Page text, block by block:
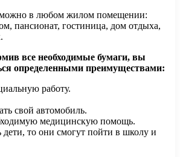
можно в любом жилом помещении:
пансионат, гостиница, дом отдыха,
все необходимые бумаги, вы
определенными преимуществами:
работу.
свой автомобиль.
медицинскую помощь.
дети, то они смогут пойти в школу и